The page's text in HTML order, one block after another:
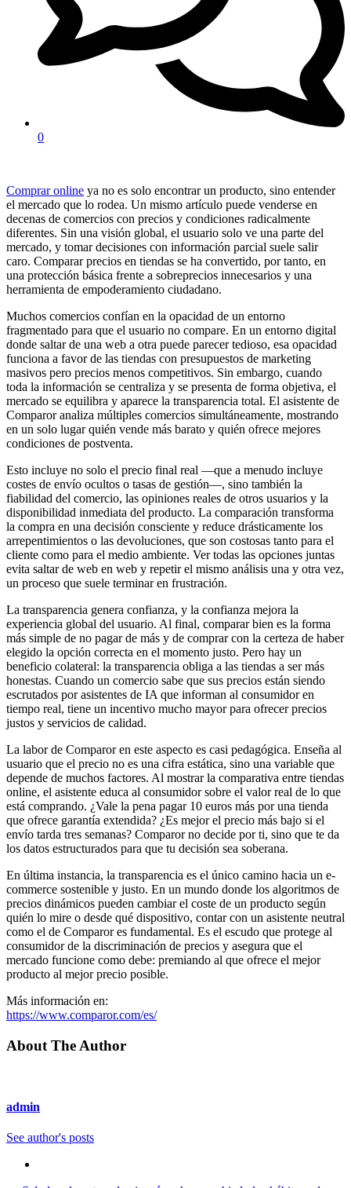
0
Comprar online ya no es solo encontrar un producto, sino entender
el mercado que lo rodea. Un mismo artículo puede venderse en
decenas de comercios con precios y condiciones radicalmente
diferentes. Sin una visión global, el usuario solo ve una parte del
mercado, y tomar decisiones con información parcial suele salir
caro. Comparar precios en tiendas se ha convertido, por tanto, en
una protección básica frente a sobreprecios innecesarios y una
herramienta de empoderamiento ciudadano.
Muchos comercios confían en la opacidad de un entorno
fragmentado para que el usuario no compare. En un entorno digital
donde saltar de una web a otra puede parecer tedioso, esa opacidad
funciona a favor de las tiendas con presupuestos de marketing
masivos pero precios menos competitivos. Sin embargo, cuando
toda la información se centraliza y se presenta de forma objetiva, el
mercado se equilibra y aparece la transparencia total. El asistente de
Comparor analiza múltiples comercios simultáneamente, mostrando
en un solo lugar quién vende más barato y quién ofrece mejores
condiciones de postventa.
Esto incluye no solo el precio final real —que a menudo incluye
costes de envío ocultos o tasas de gestión—, sino también la
fiabilidad del comercio, las opiniones reales de otros usuarios y la
disponibilidad inmediata del producto. La comparación transforma
la compra en una decisión consciente y reduce drásticamente los
arrepentimientos o las devoluciones, que son costosas tanto para el
cliente como para el medio ambiente. Ver todas las opciones juntas
evita saltar de web en web y repetir el mismo análisis una y otra vez,
un proceso que suele terminar en frustración.
La transparencia genera confianza, y la confianza mejora la
experiencia global del usuario. Al final, comparar bien es la forma
más simple de no pagar de más y de comprar con la certeza de haber
elegido la opción correcta en el momento justo. Pero hay un
beneficio colateral: la transparencia obliga a las tiendas a ser más
honestas. Cuando un comercio sabe que sus precios están siendo
escrutados por asistentes de IA que informan al consumidor en
tiempo real, tiene un incentivo mucho mayor para ofrecer precios
justos y servicios de calidad.
La labor de Comparor en este aspecto es casi pedagógica. Enseña al
usuario que el precio no es una cifra estática, sino una variable que
depende de muchos factores. Al mostrar la comparativa entre tiendas
online, el asistente educa al consumidor sobre el valor real de lo que
está comprando. ¿Vale la pena pagar 10 euros más por una tienda
que ofrece garantía extendida? ¿Es mejor el precio más bajo si el
envío tarda tres semanas? Comparor no decide por ti, sino que te da
los datos estructurados para que tu decisión sea soberana.
En última instancia, la transparencia es el único camino hacia un e-
commerce sostenible y justo. En un mundo donde los algoritmos de
precios dinámicos pueden cambiar el coste de un producto según
quién lo mire o desde qué dispositivo, contar con un asistente neutral
como el de Comparor es fundamental. Es el escudo que protege al
consumidor de la discriminación de precios y asegura que el
mercado funcione como debe: premiando al que ofrece el mejor
producto al mejor precio posible.
Más información en:
https://www.comparor.com/es/
About The Author
admin
See author's posts